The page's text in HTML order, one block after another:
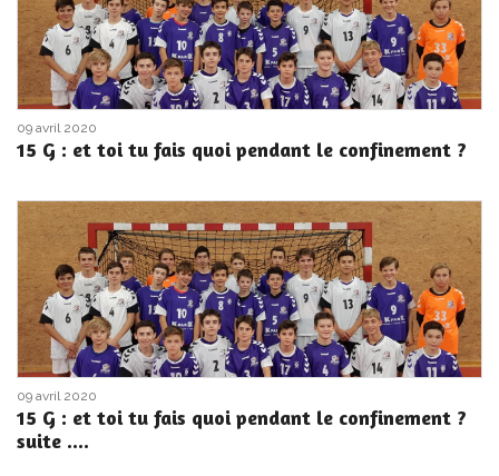
09 avril 2020
15 G : et toi tu fais quoi pendant le confinement ?
09 avril 2020
15 G : et toi tu fais quoi pendant le confinement ?
suite ....